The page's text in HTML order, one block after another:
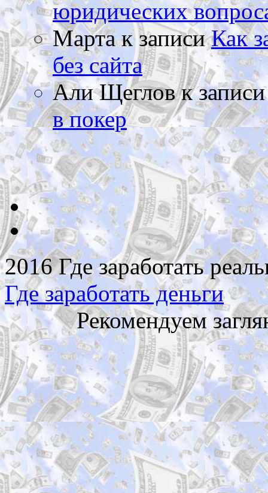
юридических
Мартак записиКак
без сайта
Али Щегловк
в покер
2016 Где заработать
Где заработать деньги
Рекомендуем